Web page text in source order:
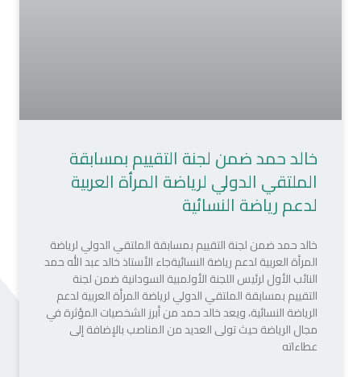
خالد حمد ضمن لجنة التقييم بمسابقة
الملتقي الدولي لرياضة المرأة العربية
لدعم رياضة النسائية
خالد حمد ضمن لجنة التقييم بمسابقة الملتقي الدولي لرياضة
المرأة العربية لدعم رياضة النسائيةجاء الأستاذ خالد عبد الله حمد
النائب الأول لرئيس اللجنة الأولمبية السودانية ضمن لجنة
التقييم بمسابقة الملتقي الدولي لرياضة المرأة العربية لدعم
الرياضة النسائية، ويعد خالد حمد من أبرز الشخصيات المؤثرة في
مجال الرياضة حيث تولى العديد من المناصب بالإضافة إلى
عطاءاته